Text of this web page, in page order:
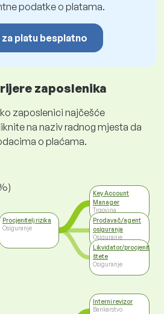
podatke o platama.
platu besplatno
zaposlenika
zaposlenici najčešće
na naziv radnog mjesta da
o plaćama.
Procjenitelj rizika
Osiguranje
Key Account
Manager
Trgovina
Prodavač/agent
osiguranja
Osiguranje
Likvidator/procjenitelj
štete
Osiguranje
Interni revizor
Bankarstvo